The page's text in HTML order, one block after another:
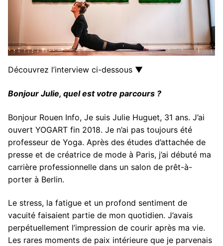
Découvrez l’interview ci-dessous ▼
Bonjour Julie, quel est votre parcours ?
Bonjour Rouen Info, Je suis Julie Huguet, 31 ans. J’ai
ouvert YOGART fin 2018. Je n’ai pas toujours été
professeur de Yoga. Après des études d’attachée de
presse et de créatrice de mode à Paris, j’ai débuté ma
carrière professionnelle dans un salon de prêt-à-
porter à Berlin.
Le stress, la fatigue et un profond sentiment de
vacuité faisaient partie de mon quotidien. J’avais
perpétuellement l’impression de courir après ma vie.
Les rares moments de paix intérieure que je parvenais